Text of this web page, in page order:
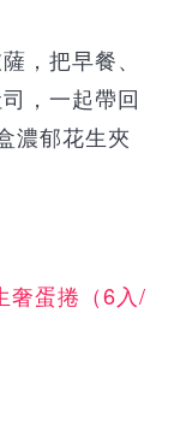
，把早餐、
，一起帶回
濃郁花生夾
奢蛋捲（6入/